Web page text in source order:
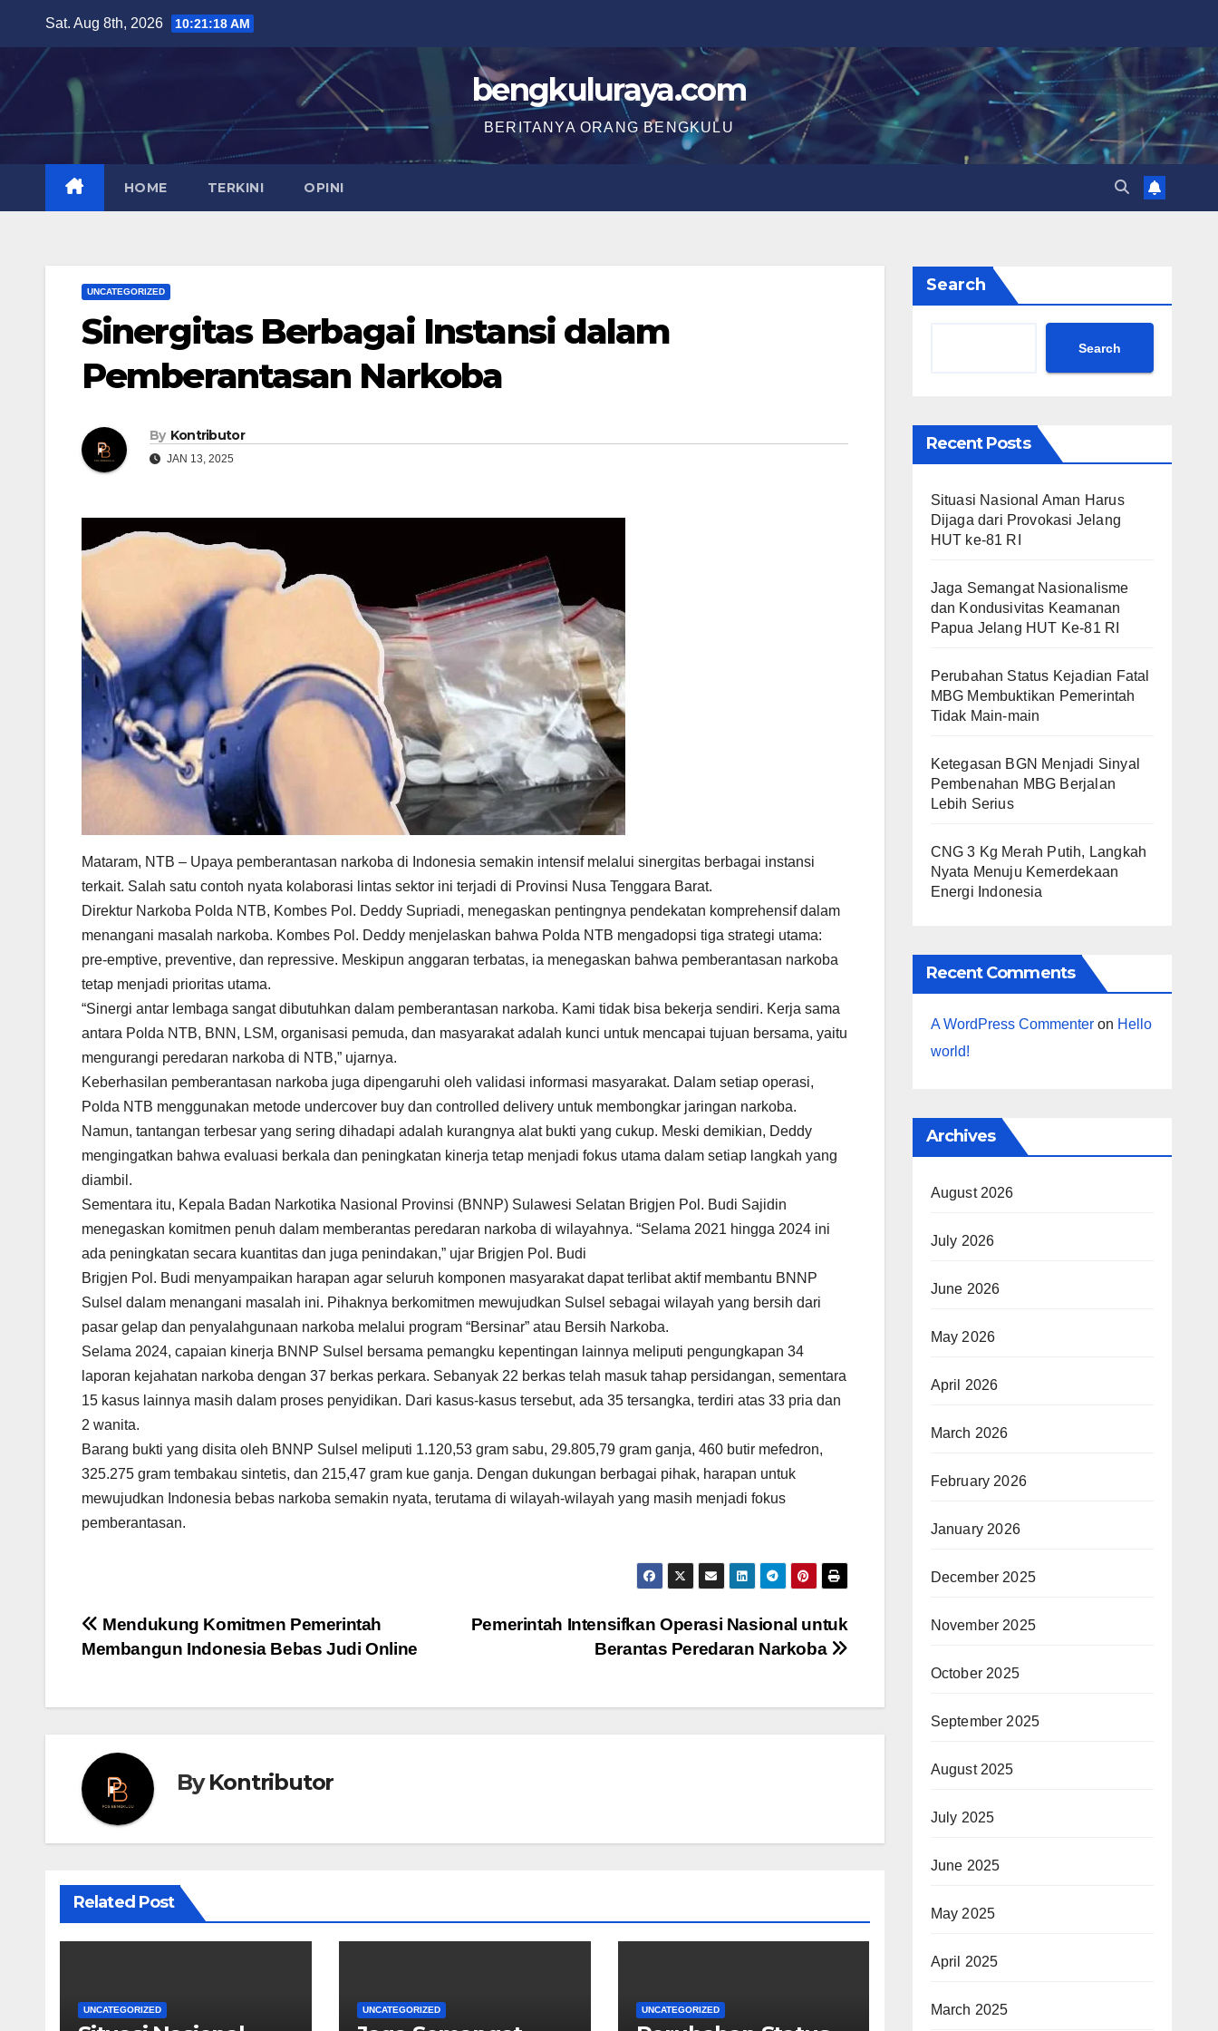
content
Sat. Aug 8th, 2026 10:21:19 AM
bengkuluraya.com
BERITANYA ORANG BENGKULU
HOME TERKINI OPINI
UNCATEGORIZED
Sinergitas Berbagai Instansi dalam
Pemberantasan Narkoba
By Kontributor
JAN 13, 2025
Mataram, NTB – Upaya pemberantasan narkoba di Indonesia semakin intensif melalui sinergitas berbagai instansi
terkait. Salah satu contoh nyata kolaborasi lintas sektor ini terjadi di Provinsi Nusa Tenggara Barat.
Direktur Narkoba Polda NTB, Kombes Pol. Deddy Supriadi, menegaskan pentingnya pendekatan komprehensif dalam
menangani masalah narkoba. Kombes Pol. Deddy menjelaskan bahwa Polda NTB mengadopsi tiga strategi utama:
pre-emptive, preventive, dan repressive. Meskipun anggaran terbatas, ia menegaskan bahwa pemberantasan narkoba
tetap menjadi prioritas utama.
“Sinergi antar lembaga sangat dibutuhkan dalam pemberantasan narkoba. Kami tidak bisa bekerja sendiri. Kerja sama
antara Polda NTB, BNN, LSM, organisasi pemuda, dan masyarakat adalah kunci untuk mencapai tujuan bersama, yaitu
mengurangi peredaran narkoba di NTB,” ujarnya.
Keberhasilan pemberantasan narkoba juga dipengaruhi oleh validasi informasi masyarakat. Dalam setiap operasi,
Polda NTB menggunakan metode undercover buy dan controlled delivery untuk membongkar jaringan narkoba.
Namun, tantangan terbesar yang sering dihadapi adalah kurangnya alat bukti yang cukup. Meski demikian, Deddy
mengingatkan bahwa evaluasi berkala dan peningkatan kinerja tetap menjadi fokus utama dalam setiap langkah yang
diambil.
Sementara itu, Kepala Badan Narkotika Nasional Provinsi (BNNP) Sulawesi Selatan Brigjen Pol. Budi Sajidin
menegaskan komitmen penuh dalam memberantas peredaran narkoba di wilayahnya. “Selama 2021 hingga 2024 ini
ada peningkatan secara kuantitas dan juga penindakan,” ujar Brigjen Pol. Budi
Brigjen Pol. Budi menyampaikan harapan agar seluruh komponen masyarakat dapat terlibat aktif membantu BNNP
Sulsel dalam menangani masalah ini. Pihaknya berkomitmen mewujudkan Sulsel sebagai wilayah yang bersih dari
pasar gelap dan penyalahgunaan narkoba melalui program “Bersinar” atau Bersih Narkoba.
Selama 2024, capaian kinerja BNNP Sulsel bersama pemangku kepentingan lainnya meliputi pengungkapan 34
laporan kejahatan narkoba dengan 37 berkas perkara. Sebanyak 22 berkas telah masuk tahap persidangan, sementara
15 kasus lainnya masih dalam proses penyidikan. Dari kasus-kasus tersebut, ada 35 tersangka, terdiri atas 33 pria dan
2 wanita.
Barang bukti yang disita oleh BNNP Sulsel meliputi 1.120,53 gram sabu, 29.805,79 gram ganja, 460 butir mefedron,
325.275 gram tembakau sintetis, dan 215,47 gram kue ganja. Dengan dukungan berbagai pihak, harapan untuk
mewujudkan Indonesia bebas narkoba semakin nyata, terutama di wilayah-wilayah yang masih menjadi fokus
pemberantasan.
Post
navigation
Pemerintah Intensifkan Operasi Nasional untuk
Berantas Peredaran Narkoba
Mendukung Komitmen Pemerintah
Membangun Indonesia Bebas Judi Online
ByKontributor
Related Post
UNCATEGORIZED UNCATEGORIZED UNCATEGORIZED
Search
Search
Recent Posts
Situasi Nasional Aman Harus
Dijaga dari Provokasi Jelang
HUT ke-81 RI
Jaga Semangat Nasionalisme
dan Kondusivitas Keamanan
Papua Jelang HUT Ke-81 RI
Perubahan Status Kejadian Fatal
MBG Membuktikan Pemerintah
Tidak Main-main
Ketegasan BGN Menjadi Sinyal
Pembenahan MBG Berjalan
Lebih Serius
CNG 3 Kg Merah Putih, Langkah
Nyata Menuju Kemerdekaan
Energi Indonesia
Recent Comments
A WordPress Commenteron Hello
world!
Archives
August 2026
July 2026
June 2026
May 2026
April 2026
March 2026
February 2026
January 2026
December 2025
November 2025
October 2025
September 2025
August 2025
July 2025
June 2025
May 2025
April 2025
March 2025